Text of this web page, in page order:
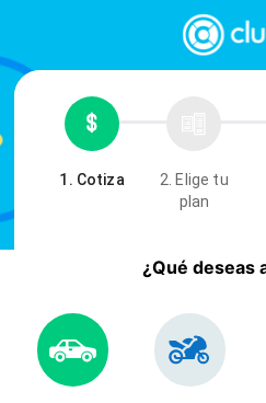
1. Cotiza
2. Elige tu
plan
¿Qué deseas